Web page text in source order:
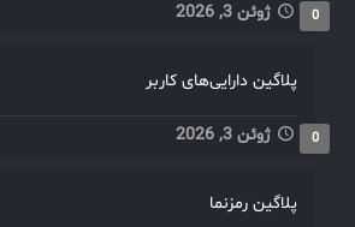
ژوئن 3, 2026 0
پلاگین دارایی‌های کاربر
ژوئن 3, 2026 0
پلاگین رمزنما